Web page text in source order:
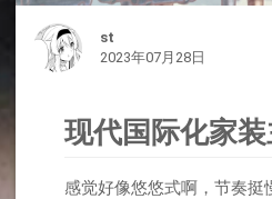
st
2023年07月28日
现代国际化家装
感觉好像悠悠式啊，节奏挺